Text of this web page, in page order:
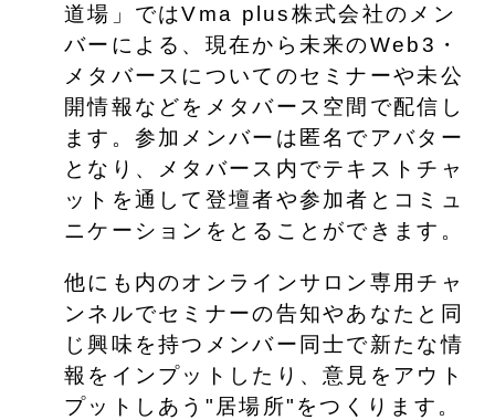
道場」ではVma plus株式会社のメン
バーによる、現在から未来のWeb3・
メタバースについてのセミナーや未公
開情報などをメタバース空間で配信し
ます。参加メンバーは匿名でアバター
となり、メタバース内でテキストチャ
ットを通して登壇者や参加者とコミュ
ニケーションをとることができます。
他にも内のオンラインサロン専用チャ
ンネルでセミナーの告知やあなたと同
じ興味を持つメンバー同士で新たな情
報をインプットしたり、意見をアウト
プットしあう"居場所"をつくります。